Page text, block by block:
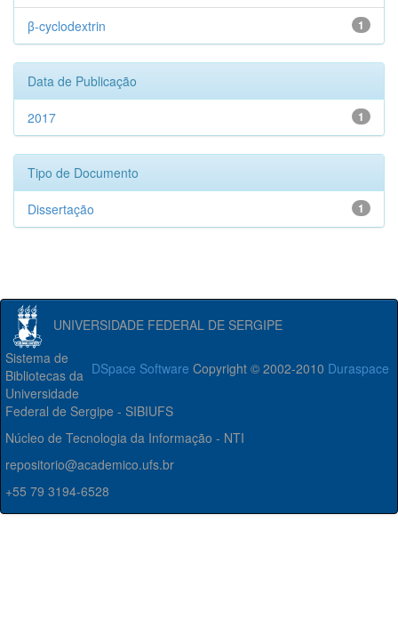
1
β-cyclodextrin
Data de Publicação
1
2017
Tipo de Documento
1
Dissertação
UNIVERSIDADE FEDERAL DE SERGIPE
DSpace Software Copyright © 2002-2010 Duraspace
Sistema de
Bibliotecas da
Universidade
Federal de Sergipe - SIBIUFS
Núcleo de Tecnologia da Informação - NTI
repositorio@academico.ufs.br
+55 79 3194-6528